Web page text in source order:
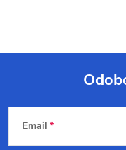
Z Email